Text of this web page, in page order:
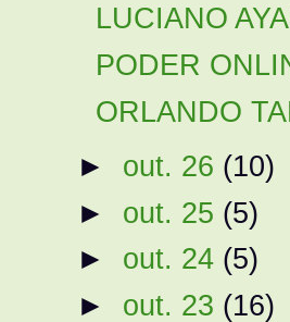
LUCIANO
PODER
ORLANDO
► out. 26 (10)
► out. 25 (5)
► out. 24 (5)
► out. 23 (16)